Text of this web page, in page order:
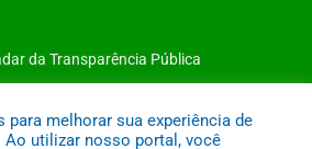
da Transparência Pública
melhorar sua experiência de
Ao utilizar nosso portal, você